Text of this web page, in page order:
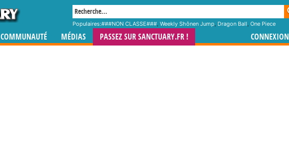
Populaires:###NON CLASSE###, Weekly Shônen Jump, Dragon Ball, One Piece
COMMUNAUTÉ MÉDIAS PASSEZ SUR SANCTUARY.FR ! CONNEXION